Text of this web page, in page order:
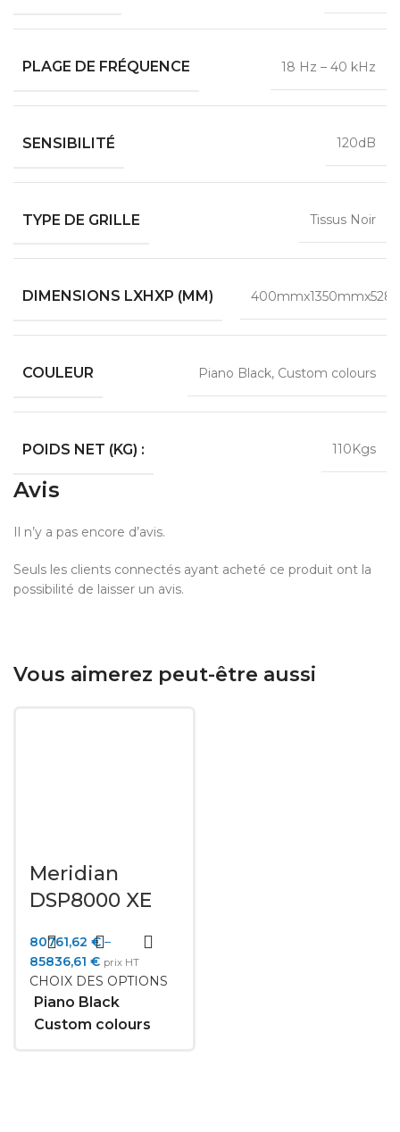
PLAGE DE FRÉQUENCE 18 Hz – 40 kHz
SENSIBILITÉ 120dB
TYPE DE GRILLE Tissus Noir
DIMENSIONS LXHXP (MM)
COULEUR Piano Black, Custom colours
POIDS NET (KG) : 110Kgs
Avis
Il n’y a pas encore d’avis.
Seuls les clients connectés ayant acheté ce produit ont la
possibilité de laisser un avis.
Vous aimerez peut-être aussi
Meridian
DSP8000 XE
80761,62 €–
85836,61 € prix HT
CHOIX DES OPTIONS
Piano Black
Custom colours